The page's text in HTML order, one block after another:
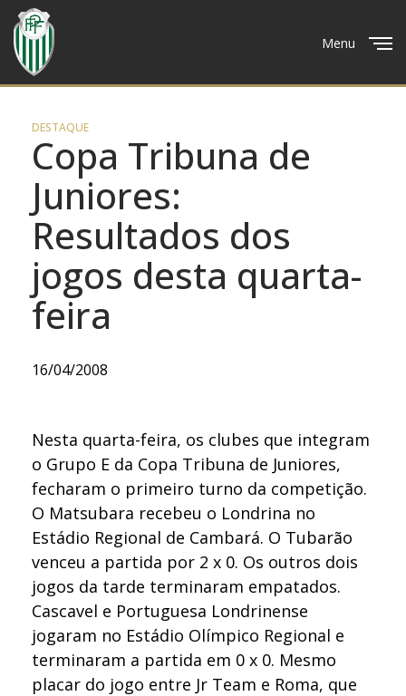
Menu
DESTAQUE
Copa Tribuna de
Juniores:
Resultados dos
jogos desta quarta-
feira
16/04/2008
Nesta quarta-feira, os clubes que integram
o Grupo E da Copa Tribuna de Juniores,
fecharam o primeiro turno da competição.
O Matsubara recebeu o Londrina no
Estádio Regional de Cambará. O Tubarão
venceu a partida por 2 x 0. Os outros dois
jogos da tarde terminaram empatados.
Cascavel e Portuguesa Londrinense
jogaram no Estádio Olímpico Regional e
terminaram a partida em 0 x 0. Mesmo
placar do jogo entre Jr Team e Roma, que